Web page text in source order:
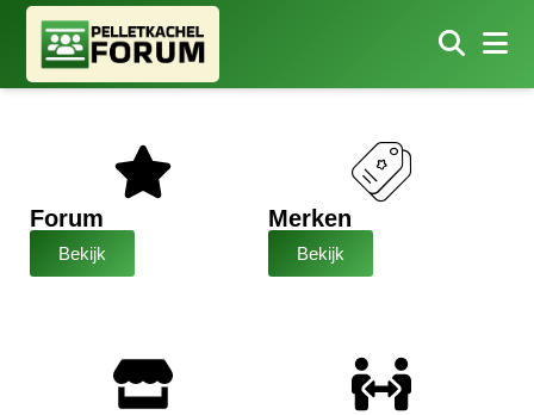
Forum
Bekijk
Merken
Bekijk